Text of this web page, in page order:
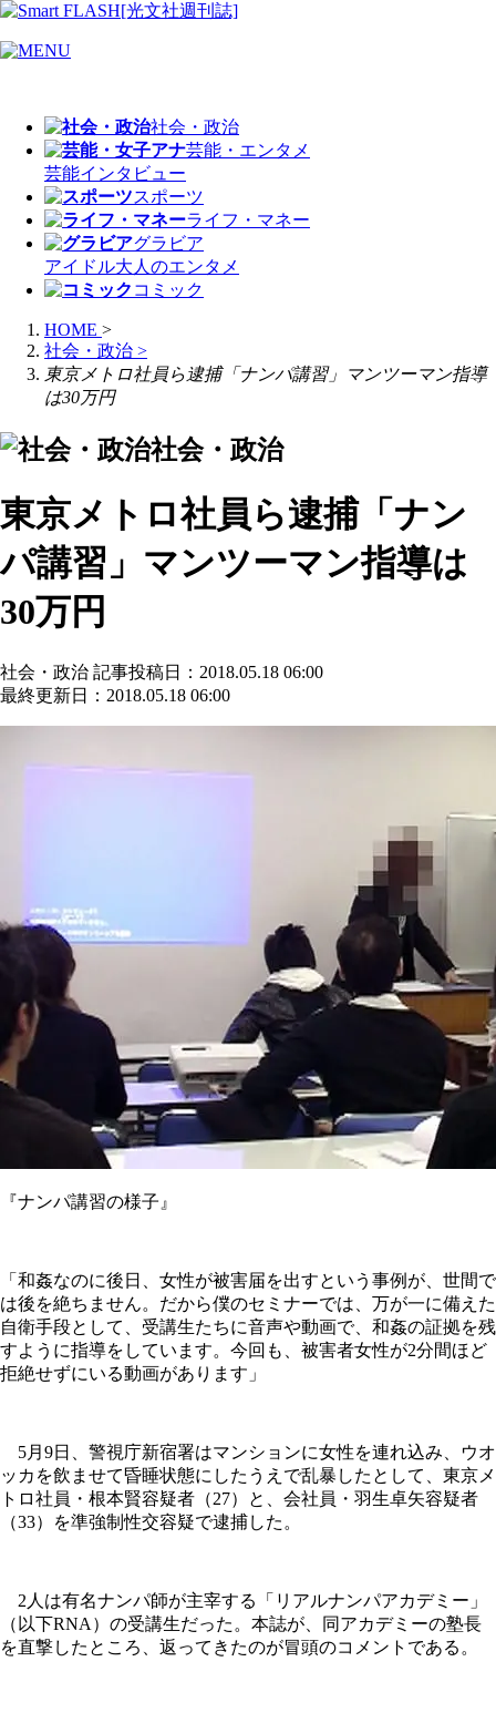
社会・政治
芸能・エンタメ
芸能インタビュー
スポーツ
ライフ・マネー
グラビア
アイドル大人のエンタメ
コミック
HOME >
社会・政治 >
東京メトロ社員ら逮捕「ナンパ講習」マンツーマン指導
は30万円
社会・政治
東京メトロ社員ら逮捕「ナン
パ講習」マンツーマン指導は
30万円
社会・政治 記事投稿日：2018.05.18 06:00
最終更新日：2018.05.18 06:00
『ナンパ講習の様子』
「和姦なのに後日、女性が被害届を出すという事例が、世間で
は後を絶ちません。だから僕のセミナーでは、万が一に備えた
自衛手段として、受講生たちに音声や動画で、和姦の証拠を残
すように指導をしています。今回も、被害者女性が2分間ほど
拒絶せずにいる動画があります」
5月9日、警視庁新宿署はマンションに女性を連れ込み、ウオ
ッカを飲ませて昏睡状態にしたうえで乱暴したとして、東京メ
トロ社員・根本賢容疑者（27）と、会社員・羽生卓矢容疑者
（33）を準強制性交容疑で逮捕した。
2人は有名ナンパ師が主宰する「リアルナンパアカデミー」
（以下RNA）の受講生だった。本誌が、同アカデミーの塾長
を直撃したところ、返ってきたのが冒頭のコメントである。